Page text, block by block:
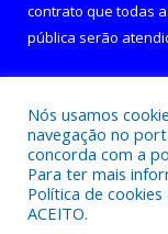
contrato que todas
pública serão
Todos os direitos
Nós usamos
navegação no
concorda com a
Para ter mais
Política de cookies
ACEITO.